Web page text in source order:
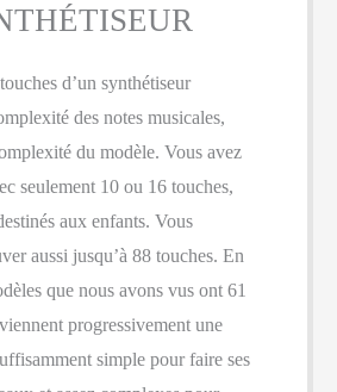
d’un synthétiseur
des notes musicales,
du modèle. Vous avez
seulement 10 ou 16 touches,
aux enfants. Vous
aussi jusqu’à 88 touches. En
que nous avons vus ont 61
progressivement une
simple pour faire ses